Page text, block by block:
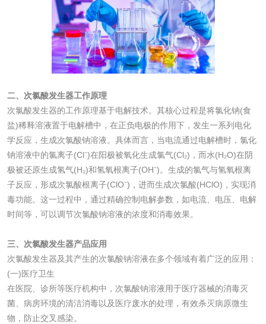
二、次氯酸发生器工作原理
次氯酸发生器的工作原理基于电解技术。其核心过程是将氯化钠(食
盐)稀释溶液置于电解槽中，在正负电极的作用下，发生一系列电化
学反应，生成次氯酸钠溶液。具体而言，当电流通过电解槽时，氯化
钠溶液中的氯离子(Cl⁻)在阳极被氧化生成氯气(Cl₂)，而水(H₂O)在阴
极被还原生成氢气(H₂)和氢氧根离子(OH⁻)。生成的氯气与氢氧根离
子反应，形成次氯酸根离子(ClO⁻)，进而生成次氯酸(HClO)，实现消
毒功能。这一过程中，通过精确控制电解参数，如电流、电压、电解
时间等，可以调节次氯酸钠溶液的浓度和消毒效果。
三、次氯酸发生器产品应用
次氯酸发生器及其产生的次氯酸钠溶液在多个领域有着广泛的应用：
(一)医疗卫生
在医院、诊所等医疗机构中，次氯酸钠溶液用于医疗器械的消毒灭
菌、病房环境的清洁消毒以及医疗废水的处理，有效杀灭病原微生
物，防止交叉感染。
活性炭
活性炭检测 煤质颗粒活性炭检
测
电厂水处理活性炭
检测
木质活性炭检测
木质净水用活性炭
农药肥料
化肥检测 微生物菌剂检测
有机肥检测 钾肥检测